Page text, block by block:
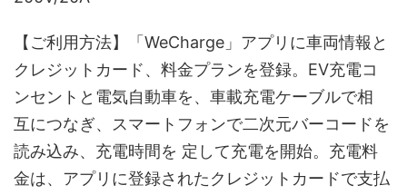
【ご利用方法】「WeCharge」アプリに車両情報と
クレジットカード、料金プランを登録。EV充電コ
ンセントと電気自動車を、車載充電ケーブルで相
互につなぎ、スマートフォンで二次元バーコードを
読み込み、充電時間を 定して充電を開始。充電料
金は、アプリに登録されたクレジットカードで支払